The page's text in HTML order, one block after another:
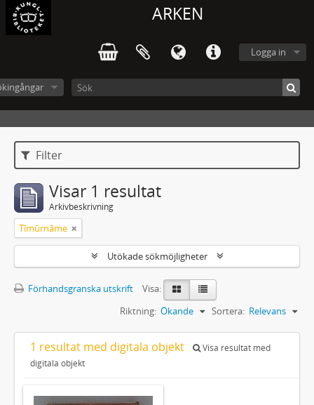
ARKEN
Logga in
Filter
Visar 1 resultat
Arkivbeskrivning
Tīmūrnāme
Utökade sökmöjligheter
Förhandsgranska utskrift
Visa:
Sortera: Relevans
Riktning: Ökande
1 resultat med digitala objekt
Visa resultat med
digitala objekt